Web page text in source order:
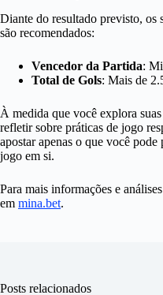
Diante do resultado previsto, os
são recomendados:
Vencedor da Partida:
Total de Gols: Mais de
À medida que você explora
refletir sobre práticas de jogo
apostar apenas o que você
jogo em si.
Para mais informações e
em mina.bet.
Posts relacionados